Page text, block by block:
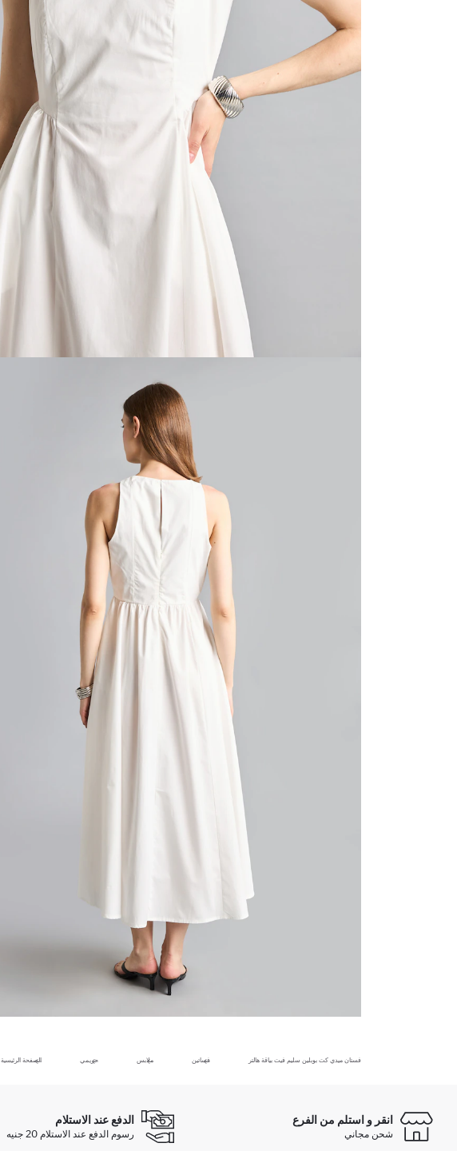
الصفحة الرئيسية حريمي ملابس فساتين فستان ميدي كت بوبلين سليم فيت بياقة هالتر
انقر و استلم من الفرع
شحن مجاني
الدفع عند الاستلام
رسوم الدفع عند الاستلام 20 جنيه